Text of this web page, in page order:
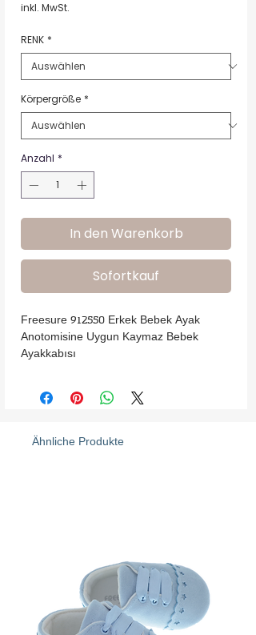
inkl. MwSt.
RENK *
Körpergröße *
Anzahl *
In den Warenkorb
Sofortkauf
Freesure 912550 Erkek Bebek Ayak
Anotomisine Uygun Kaymaz Bebek
Ayakkabısı
Ähnliche Produkte